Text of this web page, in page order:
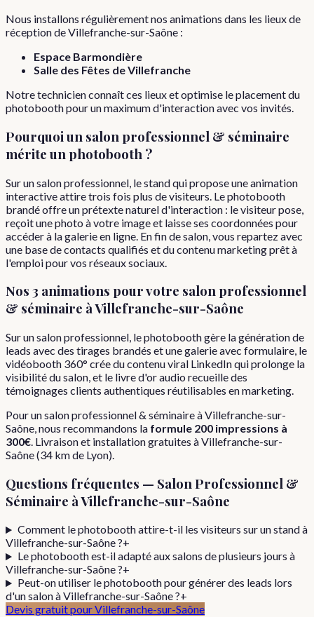
Nous installons régulièrement nos animations dans les lieux de
réception deVillefranche-sur-Saône :
Espace Barmondière
Salle des Fêtes de Villefranche
Notre technicien connaît ces lieux et optimise le placement du
photobooth pour un maximum d'interaction avec vos invités.
Pourquoi un salon professionnel & séminaire
mérite un photobooth ?
Sur un salon professionnel, le stand qui propose une animation
interactive attire trois fois plus de visiteurs. Le photobooth
brandé offre un prétexte naturel d'interaction : le visiteur pose,
reçoit une photo à votre image et laisse ses coordonnées pour
accéder à la galerie en ligne. En fin de salon, vous repartez avec
une base de contacts qualifiés et du contenu marketing prêt à
l'emploi pour vos réseaux sociaux.
Nos 3 animations pour votre salon professionnel
& séminaire àVillefranche-sur-Saône
Sur un salon professionnel, le photobooth gère la génération de
leads avec des tirages brandés et une galerie avec formulaire, le
vidéobooth 360° crée du contenu viral LinkedIn qui prolonge la
visibilité du salon, et le livre d'or audio recueille des
témoignages clients authentiques réutilisables en marketing.
Pourunsalon professionnel & séminaireàVillefranche-sur-
Saône, nous recommandons la formule 200 impressions à
300€. Livraison et installation gratuites àVillefranche-sur-
Saône(34 km de Lyon).
Questions fréquentes — Salon Professionnel &
Séminaire àVillefranche-sur-Saône
Comment le photobooth attire-t-il les visiteurs sur un stand à
Villefranche-sur-Saône ?+
Le photobooth est-il adapté aux salons de plusieurs jours à
Villefranche-sur-Saône ?+
Peut-on utiliser le photobooth pour générer des leads lors
d'un salon à Villefranche-sur-Saône ?+
Devis gratuit pourVillefranche-sur-Saône